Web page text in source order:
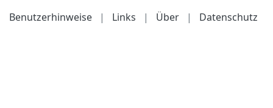
Benutzerhinweise
| Links | Über | Datenschutz